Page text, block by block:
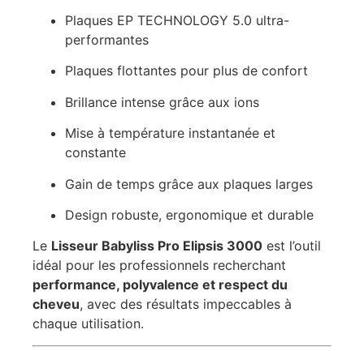
Plaques EP TECHNOLOGY 5.0 ultra-
performantes
Plaques flottantes pour plus de confort
Brillance intense grâce aux ions
Mise à température instantanée et
constante
Gain de temps grâce aux plaques larges
Design robuste, ergonomique et durable
Le Lisseur Babyliss Pro Elipsis 3000 est l’outil
idéal pour les professionnels recherchant
performance, polyvalence et respect du
cheveu, avec des résultats impeccables à
chaque utilisation.